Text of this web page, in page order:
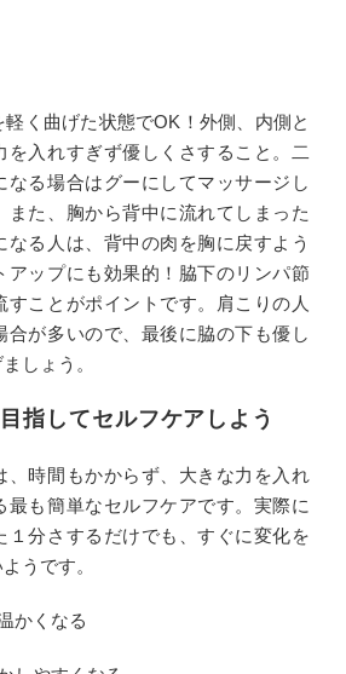
く曲げた状態でOK！外側、内側と
を入れすぎず優しくさすること。二
なる場合はグーにしてマッサージし
また、胸から背中に流れてしまった
なる人は、背中の肉を胸に戻すよう
アップにも効果的！脇下のリンパ節
すことがポイントです。肩こりの人
合が多いので、最後に脇の下も優し
しょう。
指してセルフケアしよう
、時間もかからず、大きな力を入れ
最も簡単なセルフケアです。実際に
１分さするだけでも、すぐに変化を
うです。
かくなる